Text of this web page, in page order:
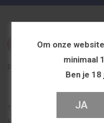
Om onze
minimaal
Ben je
JA
De beste en voordeligste vapeshop
Telefoon
0251 839 447